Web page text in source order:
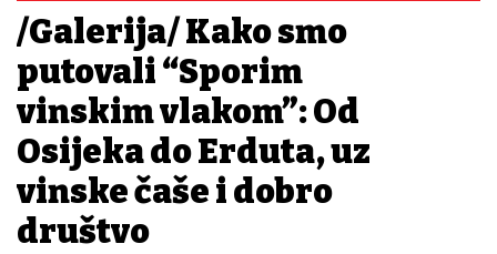
/Galerija/ Kako smo
putovali “Sporim
vinskim vlakom”: Od
Osijeka do Erduta, uz
vinske čaše i dobro
društvo